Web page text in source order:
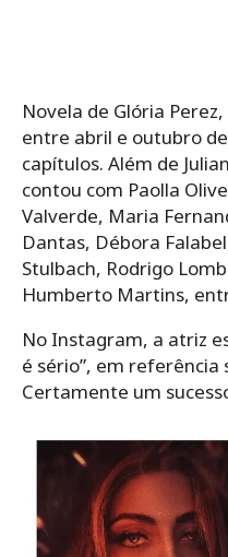
Novela de Glória
entre abril e outubro
capítulos. Além de
contou com Paolla
Valverde, Maria
Dantas, Débora
Stulbach, Rodrigo
Humberto Martins,
No Instagram, a atriz
é sério”, em referência
Certamente um